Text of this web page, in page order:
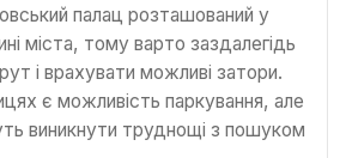
палац розташований у
міста, тому варто заздалегідь
і врахувати можливі затори.
є можливість паркування, але
виникнути труднощі з пошуком